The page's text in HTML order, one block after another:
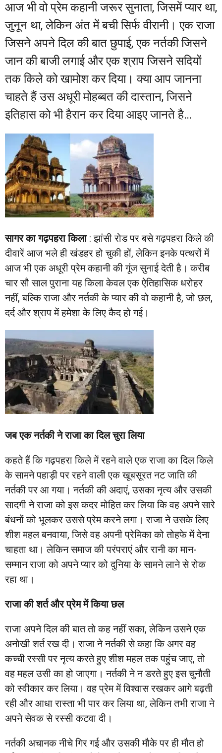
आज भी वो प्रेम कहानी जरूर सुनाता, जिसमें प्यार था,
जुनून था, लेकिन अंत में बची सिर्फ वीरानी। एक राजा
जिसने अपने दिल की बात छुपाई, एक नर्तकी जिसने
जान की बाजी लगाई और एक श्राप जिसने सदियों
तक किले को खामोश कर दिया। क्या आप जानना
चाहते हैं उस अधूरी मोहब्बत की दास्तान, जिसने
इतिहास को भी हैरान कर दिया आइए जानते है…
सागर का गढ़पहरा किला: झांसी रोड पर बसे गढ़पहरा किले की
दीवारें आज भले ही खंडहर हो चुकी हों, लेकिन इनके पत्थरों में
आज भी एक अधूरी प्रेम कहानी की गूंज सुनाई देती है। करीब
चार सौ साल पुराना यह किला केवल एक ऐतिहासिक धरोहर
नहीं, बल्कि राजा और नर्तकी के प्यार की वो कहानी है, जो छल,
दर्द और श्राप में हमेशा के लिए कैद हो गई।
जब एक नर्तकी ने राजा का दिल चुरा लिया
कहते हैं कि गढ़पहरा किले में रहने वाले एक राजा का दिल किले
के सामने पहाड़ी पर रहने वाली एक खूबसूरत नट जाति की
नर्तकी पर आ गया। नर्तकी की अदाएं, उसका नृत्य और उसकी
सादगी ने राजा को इस कदर मोहित कर लिया कि वह अपने सारे
बंधनों को भूलकर उससे प्रेम करने लगा। राजा ने उसके लिए
शीश महल बनवाया, जिसे वह अपनी प्रेमिका को तोहफे में देना
चाहता था। लेकिन समाज की परंपराएं और रानी का मान-
सम्मान राजा को अपने प्यार को दुनिया के सामने लाने से रोक
रहा था।
राजा की शर्त और प्रेम में किया छल
राजा अपने दिल की बात तो कह नहीं सका, लेकिन उसने एक
अनोखी शर्त रख दी। राजा ने नर्तकी से कहा कि अगर वह
कच्ची रस्सी पर नृत्य करते हुए शीश महल तक पहुंच जाए, तो
वह महल उसी का हो जाएगा। नर्तकी ने न डरते हुए इस चुनौती
को स्वीकार कर लिया। वह प्रेम में विश्वास रखकर आगे बढ़ती
रही और आधा रास्ता भी पार कर लिया था, लेकिन तभी राजा ने
अपने सेवक से रस्सी कटवा दी।
नर्तकी अचानक नीचे गिर गई और उसकी मौके पर ही मौत हो